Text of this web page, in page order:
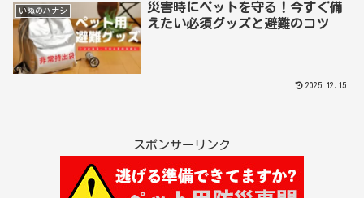
いぬのハナシ
災害時にペットを守る！今すぐ備
えたい必須グッズと避難のコツ
2025.12.15
スポンサーリンク